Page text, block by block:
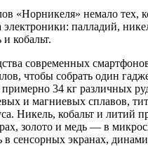
«Норникеля» немало тех,
электроники: палладий,
кобальт.
современных
чтобы собрать один
примерно 34 кг различных
и магниевых сплавов,
Никель, кобальт и литий
золото и медь — в
в сенсорных экранах,